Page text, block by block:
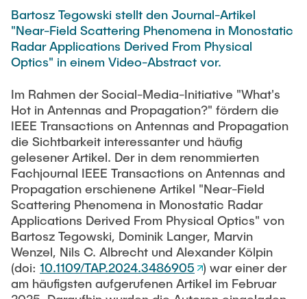
Technische Mitarbeiter
Jan Burmeister
Carmen Hajunga
Wissenschaftliche Mitarbeiter
Nils Albrecht
Moritz Bäcker
Nils Bade
Frederike Bartels
Niklas Frewer
Kristina Heß
HODEPLIO
BrainEpP
QSea II
SICHER
SUSTRONICS
Weitere Projektbeteiligungen
ElektRail
I3 Junior
Things@TUHHLab
Abgeschlossene Projekte
ARBEITEN UND STELLEN
AKTUELLES
Bartosz Tegowski stellt den Journal-Artikel
"Near-Field Scattering Phenomena in Monostatic
Radar Applications Derived From Physical
Optics" in einem Video-Abstract vor.
Im Rahmen der Social-Media-Initiative "What's
Hot in Antennas and Propagation?" fördern die
IEEE Transactions on Antennas and Propagation
die Sichtbarkeit interessanter und häufig
gelesener Artikel. Der in dem renommierten
Fachjournal IEEE Transactions on Antennas and
Propagation erschienene Artikel "Near-Field
Scattering Phenomena in Monostatic Radar
Applications Derived From Physical Optics" von
Bartosz Tegowski, Dominik Langer, Marvin
Wenzel, Nils C. Albrecht und Alexander Kölpin
(doi: 10.1109/TAP.2024.3486905 ) war einer der
am häufigsten aufgerufenen Artikel im Februar